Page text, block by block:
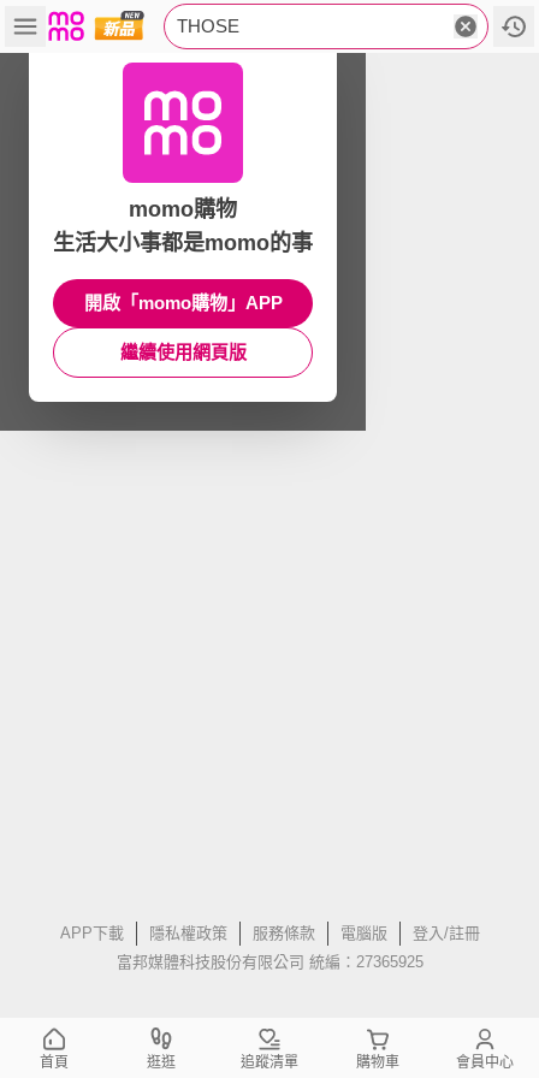
THOSE
APP下載 隱私權政策 服務條款 電腦版
登入/註冊
富邦媒體科技股份有限公司 統編：27365925
momo購物
生活大小事都是momo的事
開啟「momo購物」APP
繼續使用網頁版
首頁 逛逛 追蹤清單 購物車 會員中心